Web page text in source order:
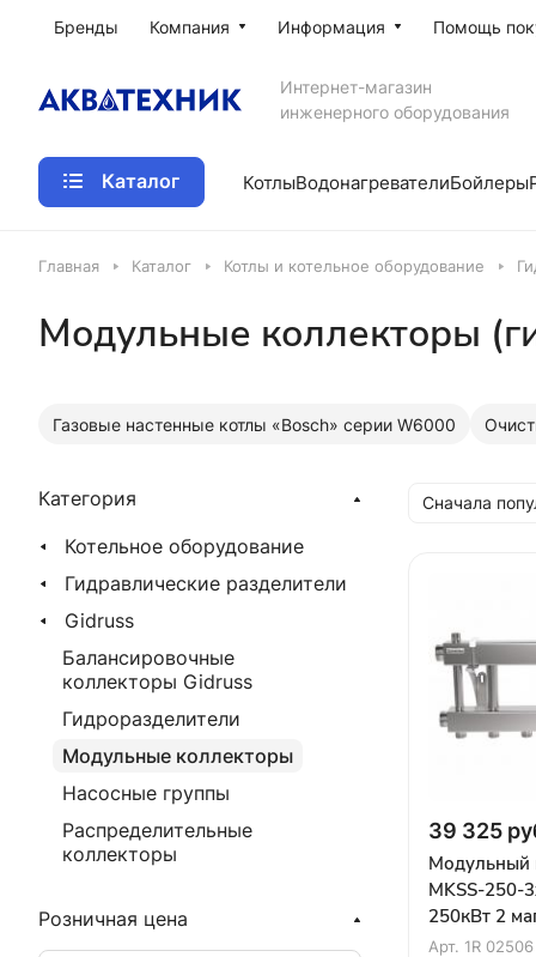
Бренды Компания Информация Помощь
Интернет-магазин
инженерного оборудования
Каталог КотлыВодонагревателиБойлеры
Главная Каталог Котлы и котельное оборудование
Модульные коллекторы
Газовые настенные котлы «Bosch» серии W6000
Сначала
39 325
Модульный
MKSS-250-
250кВт 2
G2″ 3
Арт. 1R
Категория
Котельное оборудование
Гидравлические разделители
Gidruss
Балансировочные
коллекторы Gidruss
Гидроразделители
Модульные коллекторы
Насосные группы
Распределительные
коллекторы
Розничная цена